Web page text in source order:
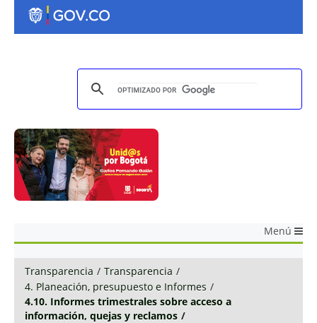
Menú
Transparencia / Transparencia /
4. Planeación, presupuesto e Informes /
4.10. Informes trimestrales sobre acceso a
información, quejas y reclamos /